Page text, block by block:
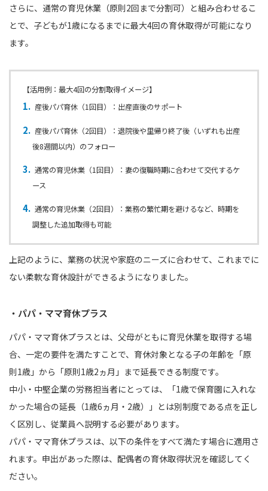
さらに、通常の育児休業（原則2回まで分割可）と組み合わせるこ
とで、子どもが1歳になるまでに最大4回の育休取得が可能になり
ます。
【活用例：最大4回の分割取得イメージ】
産後パパ育休（1回目）：出産直後のサポート
産後パパ育休（2回目）：退院後や里帰り終了後（いずれも出産
後8週間以内）のフォロー
通常の育児休業（1回目）：妻の復職時期に合わせて交代するケ
ース
通常の育児休業（2回目）：業務の繁忙期を避けるなど、時期を
調整した追加取得も可能
上記のように、業務の状況や家庭のニーズに合わせて、これまでに
ない柔軟な育休設計ができるようになりました。
・パパ・ママ育休プラス
パパ・ママ育休プラスとは、父母がともに育児休業を取得する場
合、一定の要件を満たすことで、育休対象となる子の年齢を「原
則1歳」から「原則1歳2ヵ月」まで延長できる制度です。
中小・中堅企業の労務担当者にとっては、「1歳で保育園に入れな
かった場合の延長（1歳6ヵ月・2歳）」とは別制度である点を正し
く区別し、従業員へ説明する必要があります。
パパ・ママ育休プラスは、以下の条件をすべて満たす場合に適用さ
れます。申出があった際は、配偶者の育休取得状況を確認してく
ださい。